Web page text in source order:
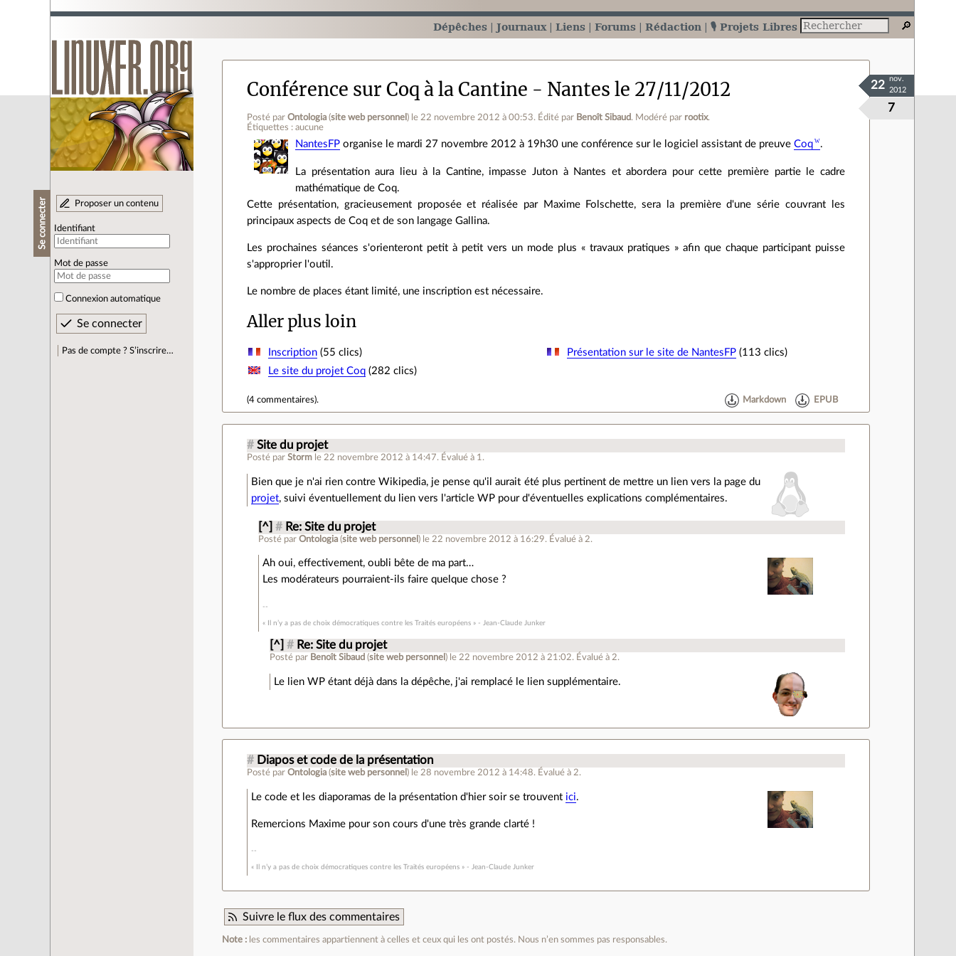
Dépêches Journaux Liens Forums Rédaction 🎙️ Projets Libres
Se connecter Proposer un contenu
Identifiant
Mot de passe
Connexion automatique
Pas de compte ? S’inscrire…
Conférence sur Coq à la Cantine - Nantes le 27/11/2012
Posté parOntologia (site web personnel ) le 22 novembre 2012 à 00:53. Édité par Benoît Sibaud. Modéré par rootix.
Étiquettes : aucune
7
22
nov.
2012
NantesFP organise le mardi 27 novembre 2012 à 19h30 une conférence sur le logiciel assistant de preuveCoq .
La présentation aura lieu à la Cantine, impasse Juton à Nantes et abordera pour cette première partie le cadre
mathématique de Coq.
Cette présentation, gracieusement proposée et réalisée par Maxime Folschette, sera la première d'une série couvrant les
principaux aspects de Coq et de son langage Gallina.
Les prochaines séances s'orienteront petit à petit vers un mode plus « travaux pratiques » afin que chaque participant puisse
s'approprier l'outil.
Le nombre de places étant limité, une inscription est nécessaire.
Aller plus loin
Inscription(55 clics) Présentation sur le site de NantesFP (113 clics)
Le site du projet Coq(282 clics)
(4 commentaires). Markdown EPUB
# Site du projet
Posté parStorm le 22 novembre 2012 à 14:47. Évalué à 1 .
Bien que je n'ai rien contre Wikipedia, je pense qu'il aurait été plus pertinent de mettre un lien vers la page du
projet, suivi éventuellement du lien vers l'article WP pour d'éventuelles explications complémentaires.
[^] # Re: Site du projet
Posté parOntologia (site web personnel ) le 22 novembre 2012 à 16:29. Évalué à 2.
Ah oui, effectivement, oubli bête de ma part…
Les modérateurs pourraient-ils faire quelque chose ?
« Il n’y a pas de choix démocratiques contre les Traités européens » - Jean-Claude Junker
[^] # Re: Site du projet
Posté par Benoît Sibaud (site web personnel ) le 22 novembre 2012 à 21:02. Évalué à 2.
Le lien WP étant déjà dans la dépêche, j'ai remplacé le lien supplémentaire.
# Diapos et code de la présentation
Posté parOntologia (site web personnel ) le 28 novembre 2012 à 14:48. Évalué à 2.
Le code et les diaporamas de la présentation d'hier soir se trouvent ici.
Remercions Maxime pour son cours d'une très grande clarté !
« Il n’y a pas de choix démocratiques contre les Traités européens » - Jean-Claude Junker
Suivre le flux des commentaires
Note : les commentaires appartiennent à celles et ceux qui les ont postés. Nous n’en sommes pas responsables.